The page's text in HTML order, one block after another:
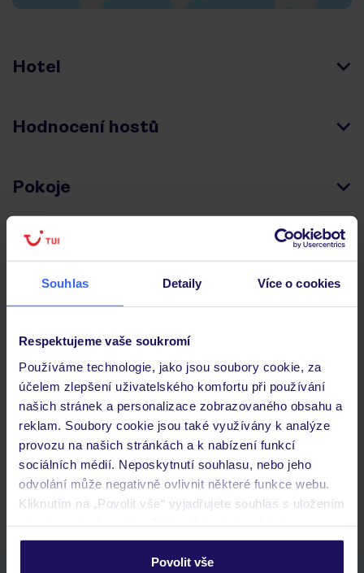
Souhlas Detaily Více o cookies
Respektujeme vaše soukromí
Používáme technologie, jako jsou soubory cookie, za
účelem zlepšení uživatelského komfortu při používání
našich stránek a personalizace zobrazovaného obsahu a
reklam. Soubory cookie jsou také využívány k analýze
provozu na našich stránkách a k nabízení funkcí
sociálních médií. Neposkytnutí souhlasu, nebo jeho
odvolání může negativně ovlivnit některé funkce webu.
Kliknutím na „Povolit vše“ vyjadřujete souhlas s uložením
personalizovat v sekci „Personalizace“.
Povolit vše
Hotel
Hodnocení hostů
Pokoje
Stravování
Důležité informace
Často kladené otázky
Jaké doklady jsou potřebné při cestování?
Budeme ubytováni ihned po příjezdu do hotelu?
Kam jít po přistání a vyzvednutí zavazadel?
Zobrazit další